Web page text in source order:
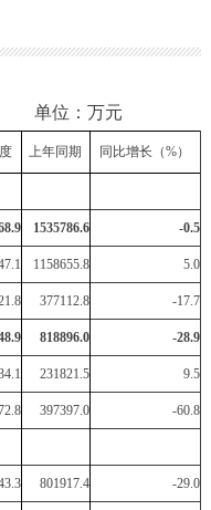
位：万元
上年同期 同比增长（%）
1535786.6 -0.5
1158655.8 5.0
377112.8 -17.7
818896.0 -28.9
231821.5 9.5
397397.0 -60.8
801917.4 -29.0